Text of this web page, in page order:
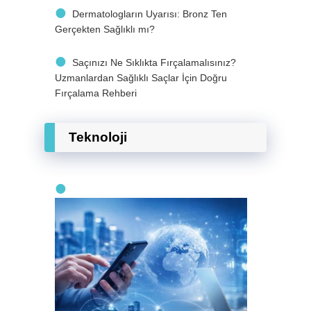
Dermatologların Uyarısı: Bronz Ten
Gerçekten Sağlıklı mı?
Saçınızı Ne Sıklıkta Fırçalamalısınız?
Uzmanlardan Sağlıklı Saçlar İçin Doğru
Fırçalama Rehberi
Teknoloji